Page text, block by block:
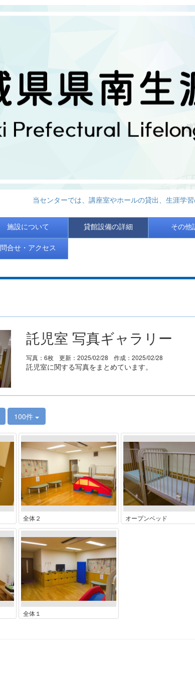
当センターでは、講座室やホールの貸出、生涯学
施設について 貸館設備の詳細 その他
問合せ・アクセス
託児室 写真ギャラリー
写真：6枚 更新：2025/02/28 作成：2025/02/28
託児室に関する写真をまとめています。
100件
全体２ オープンベッド
全体１